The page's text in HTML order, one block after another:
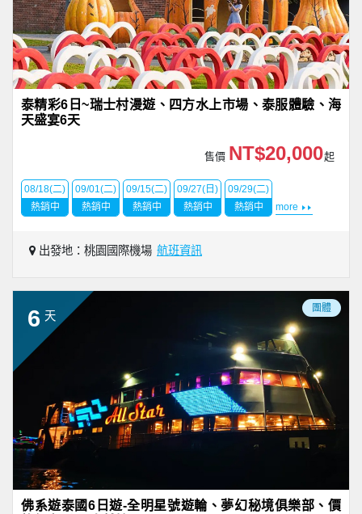
泰精彩6日~瑞士村漫遊、四方水上市場、泰服體驗、海
天盛宴6天
售價 NT$20,000起
08/18(二)
熱銷中
09/01(二)
熱銷中
09/15(二)
熱銷中
09/27(日)
熱銷中
09/29(二)
熱銷中
more
出發地：桃園國際機場 航班資訊
6 天
團體
佛系遊泰國6日遊-全明星號遊輪、夢幻秘境俱樂部、價